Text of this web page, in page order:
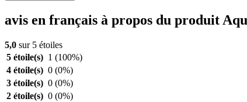
avis en français à propos du produit
5,0 sur 5 étoiles
5 étoile(s) 1 (100%)
4 étoile(s) 0 (0%)
3 étoile(s) 0 (0%)
2 étoile(s) 0 (0%)